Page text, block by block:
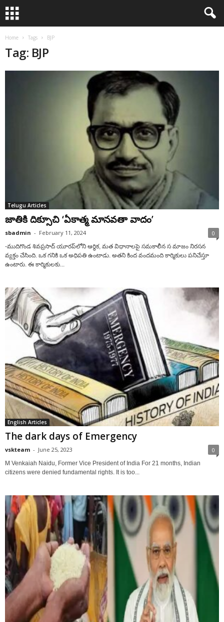
Home Tags BJP
Tag: BJP
Telugu Articles
జాతికి దిక్సూచి ‘ఏకాత్మ మానవతా వాదం’
sbadmin - February 11, 2024 0
-ముదిగొండ శివప్రసాద్ యూరప్‌లోని ఆర్థిక, మత విధానాలపై సమకాలీన స మాజం నిరసన
వ్యక్తం చేసింది. ఒక గనికి ఒక అధిపతి ఉంటాడు. అతని కింద వందమంది కార్మికులు పనిచేస్తూ
ఉంటారు. ఈ కార్మికులకు...
English Articles
The dark days of Emergency
vskteam - June 25, 2023 0
M Venkaiah Naidu, Former Vice President of India For 21 months, Indian
citizens were denied fundamental rights. It is too...